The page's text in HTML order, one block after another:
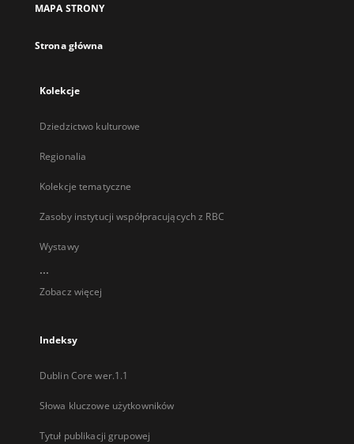
karcie
MAPA STRONY
Strona główna
Kolekcje
Dziedzictwo kulturowe
Regionalia
Kolekcje tematyczne
Zasoby instytucji współpracujących z RBC
Wystawy
...
Zobacz więcej
Indeksy
Dublin Core wer.1.1
Słowa kluczowe użytkowników
Tytuł publikacji grupowej